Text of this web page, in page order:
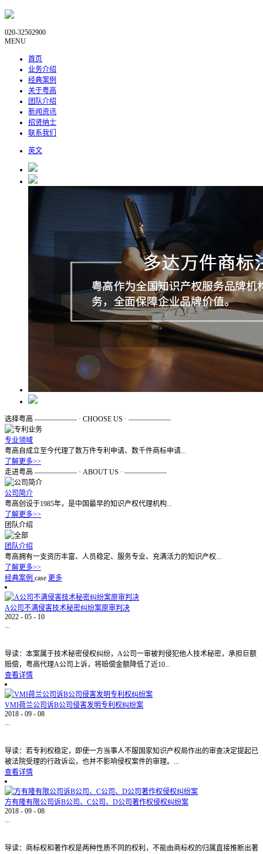
020-32502900
MENU
首页
业务介绍
经典案例
关于粤高
团队介绍
新闻资讯
招贤纳士
联系我们
英文
选择粤高 —————— · CHOOSE US · ——————
专业领域
粤高自成立至今代理了数万件专利申请、数千件商标申请...
了解更多>>
走进粤高 —————— · ABOUT US · ——————
公司简介
粤高创设于1985年，是中国最早的知识产权代理机构...
了解更多>>
团队介绍
团队介绍
粤高拥有一支资历丰富、人员稳定、服务专业、充满活力的知识产权...
了解更多>>
经典案例 case 更多
A公司不满侵害技术秘密纠纷案原审判决
2022 - 05 - 10
...
导读：本案属于技术秘密侵权纠纷，A公司一审被判侵犯他人技术秘密，承担巨额
赔偿，粤高代理A公司上诉，将赔偿金额降低了近10...
查看详情
VMI荷兰公司诉B公司侵害发明专利权纠纷案
2018 - 09 - 08
...
导读：若专利权稳定，即使一方当事人不服国家知识产权局作出的审查决定提起已
被法院受理的行政诉讼，也并不影响侵权案件的审理。...
查看详情
方有隆有限公司诉B公司、C公司、D公司著作权侵权纠纷案
2018 - 09 - 08
...
导读：商标权和著作权是两种性质不同的权利，不能由商标权的归属直接推断出著